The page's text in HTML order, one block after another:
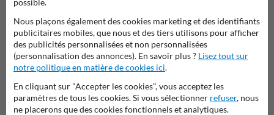
Nous plaçons également des cookies marketing et des identifiants
publicitaires mobiles, que nous et des tiers utilisons pour afficher
des publicités personnalisées et non personnalisées
(personnalisation des annonces). En savoir plus ? Lisez tout sur
notre politique en matière de cookies ici.
En cliquant sur "Accepter les cookies", vous acceptez les
paramètres de tous les cookies. Si vous sélectionner refuser, nous
ne placerons que des cookies fonctionnels et analytiques.